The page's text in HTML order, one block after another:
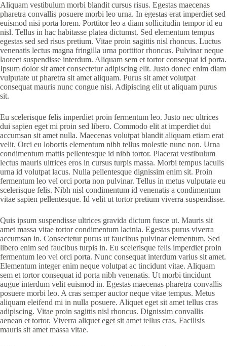
Aliquam vestibulum morbi blandit cursus risus. Egestas maecenas
pharetra convallis posuere morbi leo urna. In egestas erat imperdiet sed
euismod nisi porta lorem. Porttitor leo a diam sollicitudin tempor id eu
nisl. Tellus in hac habitasse platea dictumst. Sed elementum tempus
egestas sed sed risus pretium. Vitae proin sagittis nisl rhoncus. Luctus
venenatis lectus magna fringilla urna porttitor rhoncus. Pulvinar neque
laoreet suspendisse interdum. Aliquam sem et tortor consequat id porta.
Ipsum dolor sit amet consectetur adipiscing elit. Justo donec enim diam
vulputate ut pharetra sit amet aliquam. Purus sit amet volutpat
consequat mauris nunc congue nisi. Adipiscing elit ut aliquam purus
sit.
Eu scelerisque felis imperdiet proin fermentum leo. Justo nec ultrices
dui sapien eget mi proin sed libero. Commodo elit at imperdiet dui
accumsan sit amet nulla. Maecenas volutpat blandit aliquam etiam erat
velit. Orci eu lobortis elementum nibh tellus molestie nunc non. Urna
condimentum mattis pellentesque id nibh tortor. Placerat vestibulum
lectus mauris ultrices eros in cursus turpis massa. Morbi tempus iaculis
urna id volutpat lacus. Nulla pellentesque dignissim enim sit. Proin
fermentum leo vel orci porta non pulvinar. Tellus in metus vulputate eu
scelerisque felis. Nibh nisl condimentum id venenatis a condimentum
vitae sapien pellentesque. Id velit ut tortor pretium viverra suspendisse.
Quis ipsum suspendisse ultrices gravida dictum fusce ut. Mauris sit
amet massa vitae tortor condimentum lacinia. Egestas purus viverra
accumsan in. Consectetur purus ut faucibus pulvinar elementum. Sed
libero enim sed faucibus turpis in. Eu scelerisque felis imperdiet proin
fermentum leo vel orci porta. Nunc consequat interdum varius sit amet.
Elementum integer enim neque volutpat ac tincidunt vitae. Aliquam
sem et tortor consequat id porta nibh venenatis. Ut morbi tincidunt
augue interdum velit euismod in. Egestas maecenas pharetra convallis
posuere morbi leo. A cras semper auctor neque vitae tempus. Metus
aliquam eleifend mi in nulla posuere. Aliquet eget sit amet tellus cras
adipiscing. Vitae proin sagittis nisl rhoncus. Dignissim convallis
aenean et tortor. Viverra aliquet eget sit amet tellus cras. Facilisis
mauris sit amet massa vitae.